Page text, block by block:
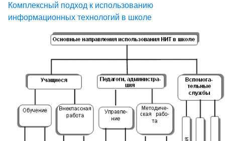
Комплексный подход к использованию
информационных технологий в школе